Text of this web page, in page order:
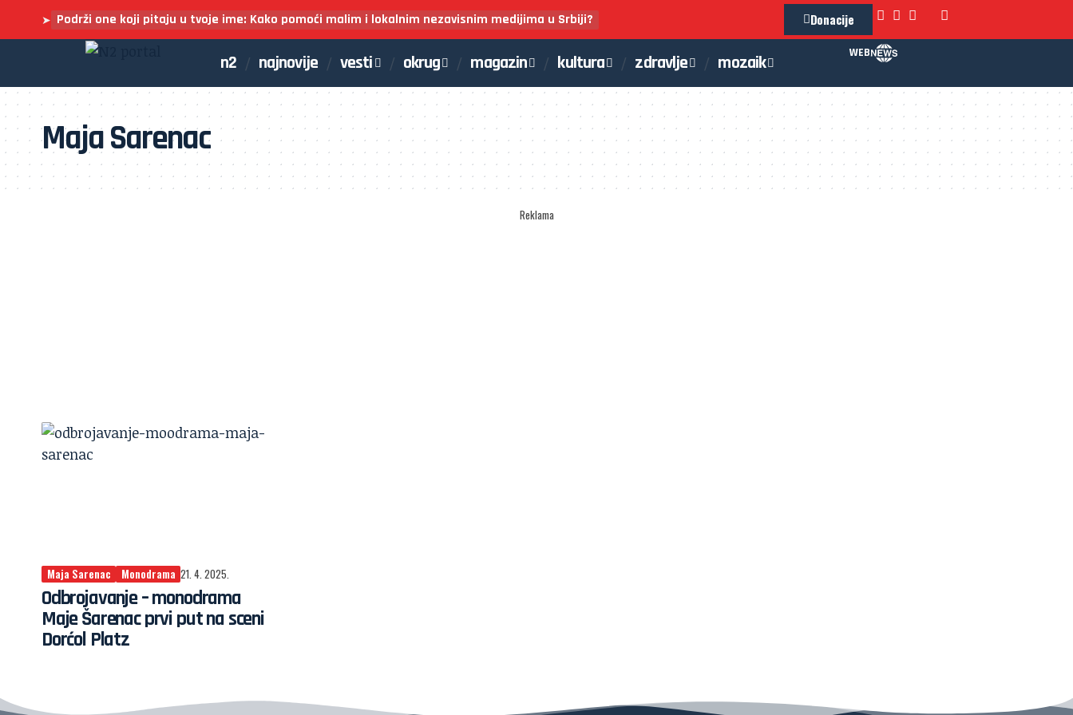
➤ Podrži one koji pitaju u tvoje ime: Kako pomoći malim i lokalnim nezavisnim medijima u Srbiji? Donacije
n2 najnovije vesti okrug magazin kultura zdravlje mozaik WEB
Maja Sarenac
Reklama
Maja Sarenac Monodrama 21. 4. 2025.
Odbrojavanje – monodrama
Maje Šarenac prvi put na sceni
Dorćol Platz